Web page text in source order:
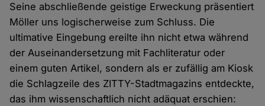
Seine abschließende geistige Erweckung präsentiert
Möller uns logischerweise zum Schluss. Die
ultimative Eingebung ereilte ihn nicht etwa während
der Auseinandersetzung mit Fachliteratur oder
einem guten Artikel, sondern als er zufällig am Kiosk
die Schlagzeile des ZITTY-Stadtmagazins entdeckte,
das ihm wissenschaftlich nicht adäquat erschien: